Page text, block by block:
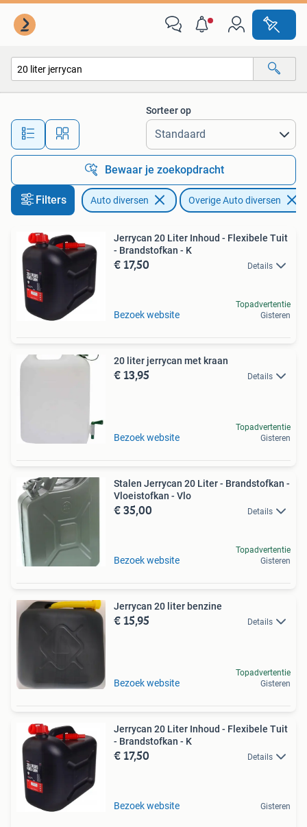
Alle afstanden…
Sorteer op
Bewaar je zoekopdracht
Filters Auto diversen Overige Auto diversen
Jerrycan 20 Liter Inhoud - Flexibele Tuit
- Brandstofkan - K
€ 17,50 Details
Bezoek website
Topadvertentie
Gisteren
20 liter jerrycan met kraan
€ 13,95 Details
Bezoek website
Topadvertentie
Gisteren
Stalen Jerrycan 20 Liter - Brandstofkan -
Vloeistofkan - Vlo
€ 35,00 Details
Bezoek website
Topadvertentie
Gisteren
Jerrycan 20 liter benzine
€ 15,95 Details
Bezoek website
Topadvertentie
Gisteren
Jerrycan 20 Liter Inhoud - Flexibele Tuit
- Brandstofkan - K
€ 17,50 Details
Bezoek website Gisteren